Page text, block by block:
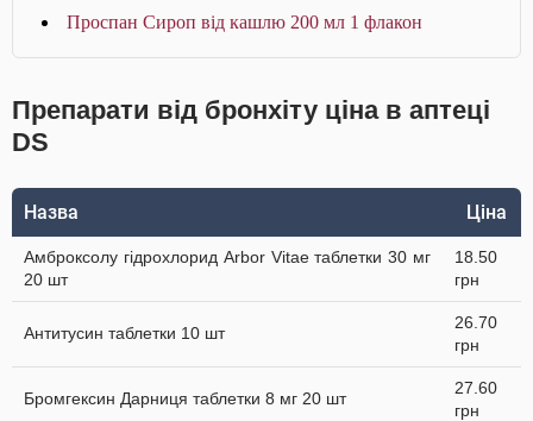
Проспан Сироп від кашлю 200 мл 1 флакон
Препарати від бронхіту ціна в аптеці
DS
Назва Ціна
Амброксолу гідрохлорид Arbor Vitae таблетки 30 мг
20 шт
18.50
грн
Антитусин таблетки 10 шт
26.70
грн
Бромгексин Дарниця таблетки 8 мг 20 шт
27.60
грн